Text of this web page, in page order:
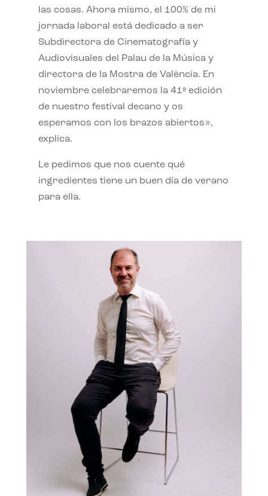
las cosas. Ahora mismo, el 100% de mi
jornada laboral está dedicado a ser
Subdirectora de Cinematografía y
Audiovisuales del Palau de la Música y
directora de la Mostra de València. En
noviembre celebraremos la 41ª edición
de nuestro festival decano y os
esperamos con los brazos abiertos»,
explica.
Le pedimos que nos cuente qué
ingredientes tiene un buen día de verano
para ella.